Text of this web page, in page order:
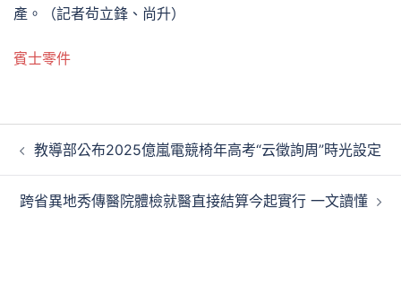
產。（記者茍立鋒、尚升）
賓士零件
章
覽
教導部公布2025億嵐電競椅年高考“云徵詢周”時光設定
跨省異地秀傳醫院體檢就醫直接結算今起實行 一文讀懂